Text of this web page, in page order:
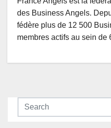
des Business Angels.
fédère plus de 12 500
membres actifs au sein de